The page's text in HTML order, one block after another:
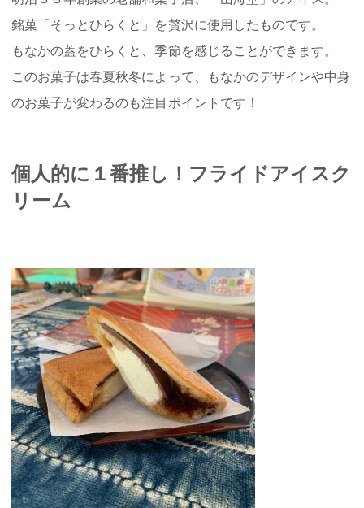
銘菓「そっとひらくと」を贅沢に使用したものです。
もなかの蓋をひらくと、季節を感じることができます。
このお菓子は春夏秋冬によって、もなかのデザインや中身
のお菓子が変わるのも注目ポイントです！
個人的に１番推し！フライドアイスク
リーム